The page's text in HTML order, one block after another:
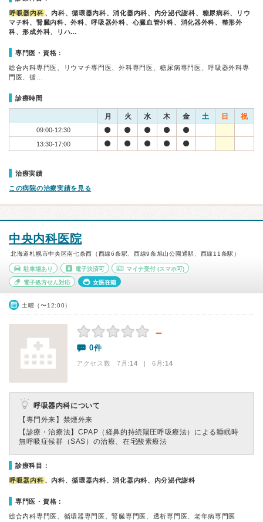
呼吸器内科 、内科、循環器内科、消化器内科、内分泌代謝科、糖尿病科、リウ
マチ科、腎臓内科、外科、呼吸器外科、心臓血管外科、消化器外科、整形外
科、形成外科、リハ…
専門医・資格：
総合内科専門医、リウマチ専門医、外科専門医、糖尿病専門医、呼吸器外科専
門医、循…
診療時間
月 火 水 木 金 土 日 祝
09:00-12:30
13:30-17:00
治療実績
この病院の治療実績を見る
中央内科医院
北海道札幌市中央区南七条西（西線6条駅、西線9条旭山公園通駅、西線11条駅）
駐車場あり 電子決済可 マイナ受付 (スマホ可)
電子処方せん対応 女医在籍
土曜（〜12:00）
－
0件
アクセス数 7月:14 | 6月:14
呼吸器内科について
【専門外来】 禁煙外来
【診療・治療法】 CPAP（経鼻的持続陽圧呼吸療法）による睡眠時
無呼吸症候群（SAS）の治療、在宅酸素療法
診療科目：
呼吸器内科 、内科、循環器内科、消化器内科、内分泌代謝科
専門医・資格：
総合内科専門医、循環器専門医、腎臓専門医、透析専門医、老年病専門医